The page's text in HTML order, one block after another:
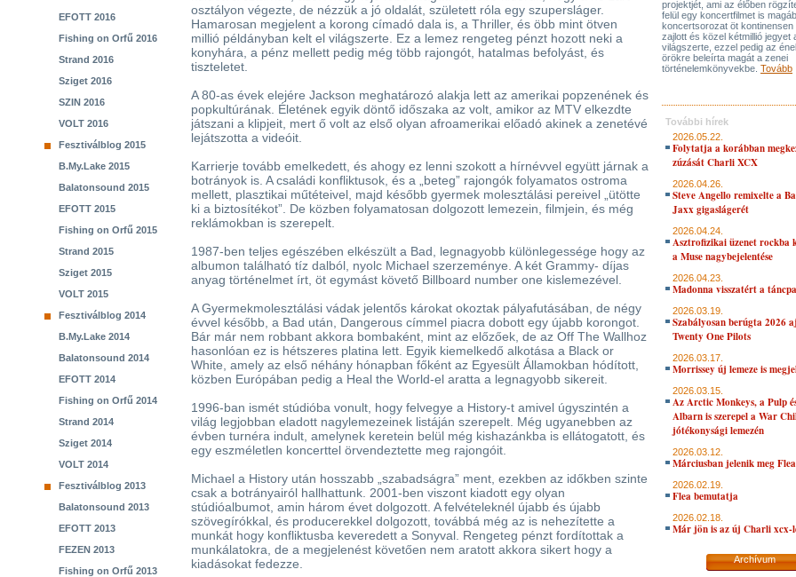
EFOTT 2016
Fishing on Orfű 2016
Strand 2016
Sziget 2016
SZIN 2016
VOLT 2016
Fesztiválblog 2015
B.My.Lake 2015
Balatonsound 2015
EFOTT 2015
Fishing on Orfű 2015
Strand 2015
Sziget 2015
VOLT 2015
Fesztiválblog 2014
B.My.Lake 2014
Balatonsound 2014
EFOTT 2014
Fishing on Orfű 2014
Strand 2014
Sziget 2014
VOLT 2014
Fesztiválblog 2013
Balatonsound 2013
EFOTT 2013
FEZEN 2013
Fishing on Orfű 2013
osztályon végezte, de nézzük a jó oldalát, született róla egy szupersláger.
Hamarosan megjelent a korong címadó dala is, a Thriller, és öbb mint ötven
millió példányban kelt el világszerte. Ez a lemez rengeteg pénzt hozott neki a
konyhára, a pénz mellett pedig még több rajongót, hatalmas befolyást, és
tiszteletet.
A 80-as évek elejére Jackson meghatározó alakja lett az amerikai popzenének és
popkultúrának. Életének egyik döntő időszaka az volt, amikor az MTV elkezdte
játszani a klipjeit, mert ő volt az első olyan afroamerikai előadó akinek a zenetévé
lejátszotta a videóit.
Karrierje tovább emelkedett, és ahogy ez lenni szokott a hírnévvel együtt járnak a
botrányok is. A családi konfliktusok, és a „beteg” rajongók folyamatos ostroma
mellett, plasztikai műtéteivel, majd később gyermek molesztálási pereivel „ütötte
ki a biztosítékot”. De közben folyamatosan dolgozott lemezein, filmjein, és még
reklámokban is szerepelt.
1987-ben teljes egészében elkészült a Bad, legnagyobb különlegessége hogy az
albumon található tíz dalból, nyolc Michael szerzeménye. A két Grammy- díjas
anyag történelmet írt, öt egymást követő Billboard number one kislemezével.
A Gyermekmolesztálási vádak jelentős károkat okoztak pályafutásában, de négy
évvel később, a Bad után, Dangerous címmel piacra dobott egy újabb korongot.
Bár már nem robbant akkora bombaként, mint az előzőek, de az Off The Wallhoz
hasonlóan ez is hétszeres platina lett. Egyik kiemelkedő alkotása a Black or
White, amely az első néhány hónapban főként az Egyesült Államokban hódított,
közben Európában pedig a Heal the World-el aratta a legnagyobb sikereit.
1996-ban ismét stúdióba vonult, hogy felvegye a History-t amivel úgyszintén a
világ legjobban eladott nagylemezeinek listáján szerepelt. Még ugyanebben az
évben turnéra indult, amelynek keretein belül még kishazánkba is ellátogatott, és
egy eszméletlen koncerttel örvendeztette meg rajongóit.
Michael a History után hosszabb „szabadságra” ment, ezekben az időkben szinte
csak a botrányairól hallhattunk. 2001-ben viszont kiadott egy olyan
stúdióalbumot, amin három évet dolgozott. A felvételeknél újabb és újabb
szövegírókkal, és producerekkel dolgozott, továbbá még az is nehezítette a
munkát hogy konfliktusba keveredett a Sonyval. Rengeteg pénzt fordítottak a
munkálatokra, de a megjelenést követően nem aratott akkora sikert hogy a
kiadásokat fedezze.
projektjét, ami az élőben
felül egy koncertfilmet is
koncertsorozat öt kontinensen
zajlott és közel kétmillió jegyet
világszerte, ezzel pedig az
örökre beleírta magát a zenei
történelemkönyvekbe. Tovább
További hírek
2026.05.22.
Folytatja a korábban
zúzását Charli XCX
2026.04.26.
Steve Angello remixelte a
Jaxx gigaslágerét
2026.04.24.
Asztrofizikai üzenet rockba
a Muse nagybejelentése
2026.04.23.
Madonna visszatért a
2026.03.19.
Szabályosan berúgta 2026
Twenty One Pilots
2026.03.17.
Morrissey új lemeze is
2026.03.15.
Az Arctic Monkeys, a Pulp
Albarn is szerepel a War
jótékonysági lemezén
2026.03.12.
Márciusban jelenik meg
2026.02.19.
Flea bemutatja
2026.02.18.
Már jön is az új Charli xcx-
Archívum